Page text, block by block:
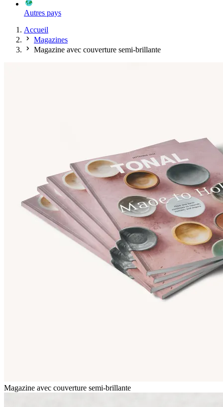
Autres pays
Accueil
Magazines
Magazine avec couverture semi-brillante
Magazine avec couverture semi-brillante